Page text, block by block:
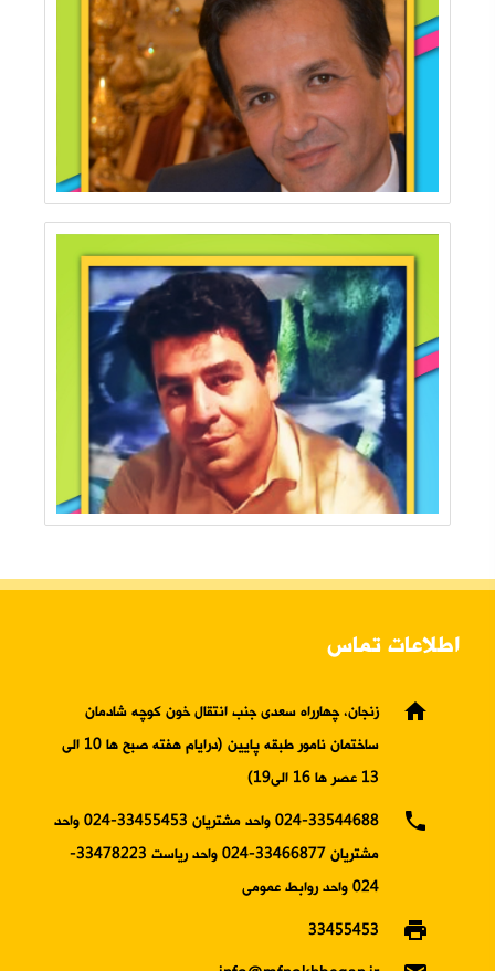
اطلاعات تماس
home
زنجان، چهارراه سعدی جنب انتقال خون کوچه شادمان
ساختمان نامور طبقه پایین (درایام هفته صبح ها 10 الی
13 عصر ها 16 الی19)
phone
024-33544688 واحد مشتریان 33455453-024 واحد
مشتریان 33466877-024 واحد ریاست 33478223-
024 واحد روابط عمومی
print
33455453